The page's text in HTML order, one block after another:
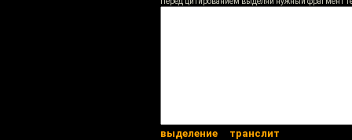
выделение транслит